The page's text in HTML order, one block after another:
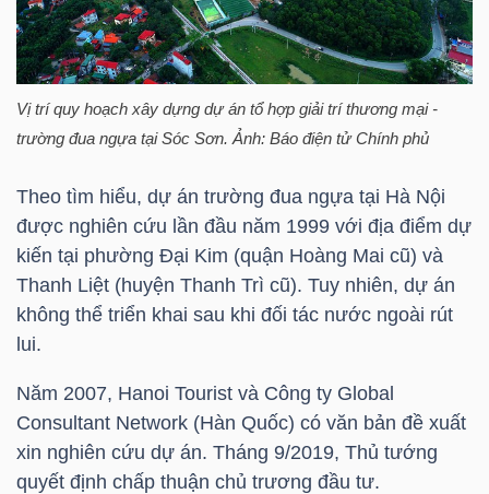
Vị trí quy hoạch xây dựng dự án tổ hợp giải trí thương mại -
trường đua ngựa tại Sóc Sơn. Ảnh: Báo điện tử Chính phủ
Theo tìm hiểu, dự án trường đua ngựa tại Hà Nội
được nghiên cứu lần đầu năm 1999 với địa điểm dự
kiến tại phường Đại Kim (quận Hoàng Mai cũ) và
Thanh Liệt (huyện Thanh Trì cũ). Tuy nhiên, dự án
không thể triển khai sau khi đối tác nước ngoài rút
lui.
Năm 2007, Hanoi Tourist và Công ty Global
Consultant Network (Hàn Quốc) có văn bản đề xuất
xin nghiên cứu dự án. Tháng 9/2019, Thủ tướng
quyết định chấp thuận chủ trương đầu tư.
CỔ
PHIẾU
PHÁI
SINH
CÔNG